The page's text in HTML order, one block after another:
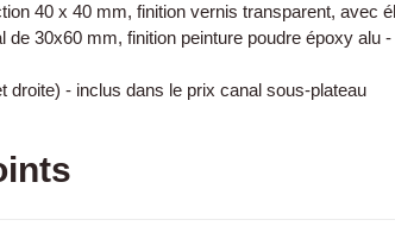
40 x 40 mm, finition vernis transparent, avec
de 30x60 mm, finition peinture poudre époxy alu
droite) - inclus dans le prix canal sous-plateau